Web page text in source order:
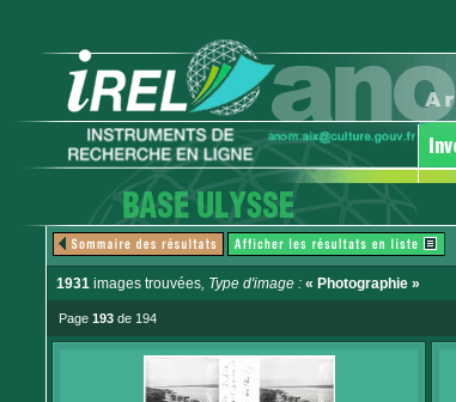
1931 images trouvées, Type d'image : « Photographie »
Page 193 de 194